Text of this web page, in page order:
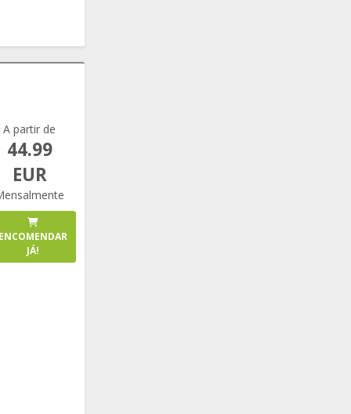
A partir de
44.99
EUR
ENCOMENDAR
JÁ!